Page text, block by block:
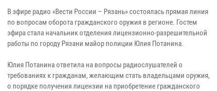
В эфире радио «Вести России – Рязань» состоялась прямая линия
по вопросам оборота гражданского оружия в регионе. Гостем
эфира стала начальник отделения лицензионно-разрешительной
работы по городу Рязани майор полиции Юлия Потанина.
Юлия Потанина ответила на вопросы радиослушателей о
требованиях к гражданам, желающим стать владельцами оружия,
о порядке получения лицензии на приобретение гражданского